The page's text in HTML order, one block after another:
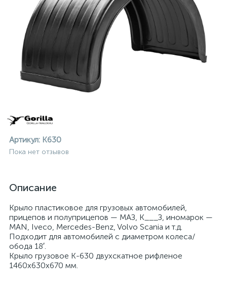
Артикул: К630
Пока нет отзывов
Описание
Крыло пластиковое для грузовых автомобилей,
прицепов и полуприцепов — МАЗ, К___З, иномарок —
MAN, Iveco, Mercedes-Benz, Volvo Scania и т.д.
Подходит для автомобилей с диаметром колеса/
обода 18′.
Крыло грузовое К-630 двухскатное рифленое
1460x630x670 мм.